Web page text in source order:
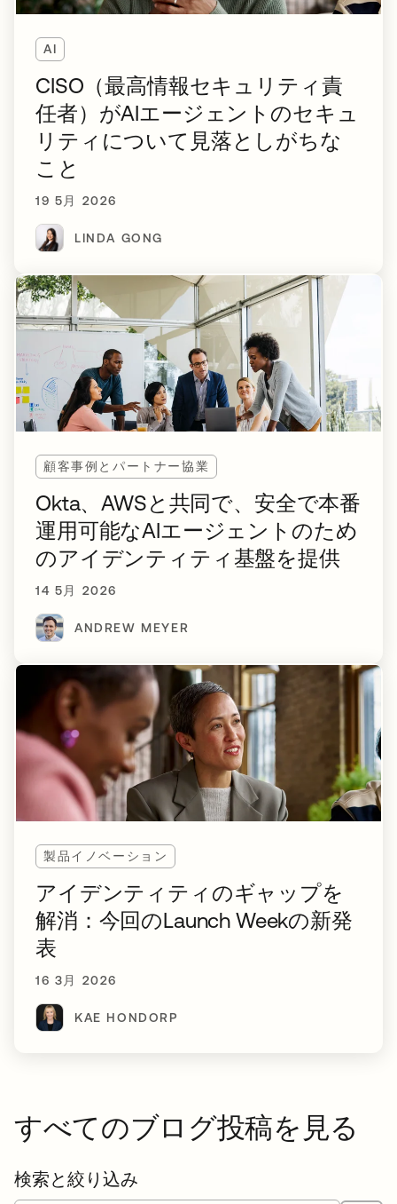
AI
CISO（最高情報セキュリティ責
任者）がAIエージェントのセキュ
リティについて見落としがちな
こと
19 5月 2026
LINDA GONG
顧客事例とパートナー協業
Okta、AWSと共同で、安全で本番
運用可能なAIエージェントのため
のアイデンティティ基盤を提供
14 5月 2026
ANDREW MEYER
製品イノベーション
アイデンティティのギャップを
解消：今回のLaunch Weekの新発
表
16 3月 2026
KAE HONDORP
すべてのブログ投稿を見る
検索と絞り込み